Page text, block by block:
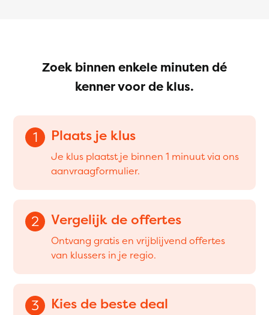
Zoek binnen enkele minuten dé
kenner voor de klus.
1 Plaats je klus
Je klus plaatst je binnen 1 minuut via ons
aanvraagformulier.
2 Vergelijk de offertes
Ontvang gratis en vrijblijvend offertes
van klussers in je regio.
3 Kies de beste deal